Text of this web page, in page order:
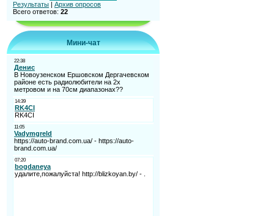
Результаты | Архив опросов
Всего ответов: 22
Мини-чат